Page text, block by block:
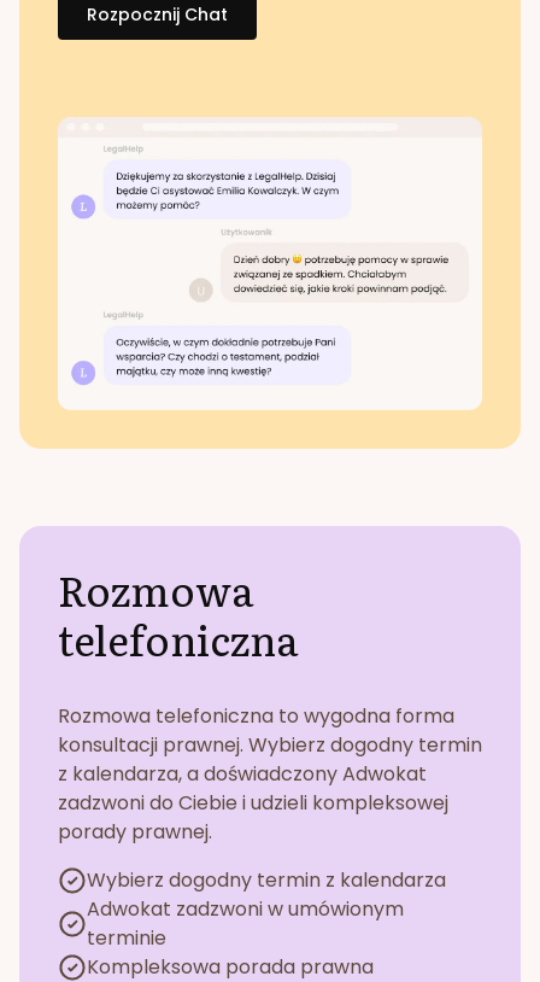
Rozpocznij Chat
Rozmowa
telefoniczna
Rozmowa telefoniczna to wygodna forma
konsultacji prawnej. Wybierz dogodny termin
z kalendarza, a doświadczony Adwokat
zadzwoni do Ciebie i udzieli kompleksowej
porady prawnej.
Wybierz dogodny termin z kalendarza
Adwokat zadzwoni w umówionym
terminie
Kompleksowa porada prawna